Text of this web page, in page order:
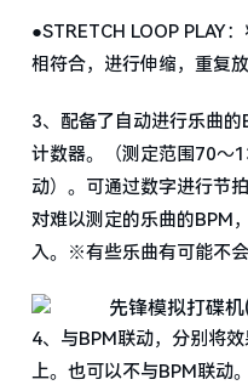
●STRETCH LOOP PLAY
相符合，进行伸缩，重复放
3、配备了自动进行乐曲
计数器。（测定范围70～
动）。可通过数字进行节
对难以测定的乐曲的BPM
入。※有些乐曲有可能不会
4、与BPM联动，分别将
上。也可以不与BPM联动。